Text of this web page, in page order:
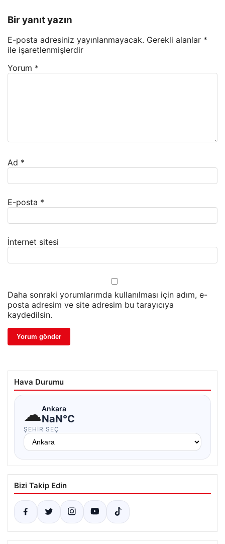
Bir yanıt yazın
E-posta adresiniz yayınlanmayacak. Gerekli alanlar *
ile işaretlenmişlerdir
Yorum *
Ad *
E-posta *
İnternet sitesi
Daha sonraki yorumlarımda kullanılması için adım, e-
posta adresim ve site adresim bu tarayıcıya
kaydedilsin.
Hava Durumu
☁Ankara
NaN°C
ŞEHIR SEÇ
Bizi Takip Edin